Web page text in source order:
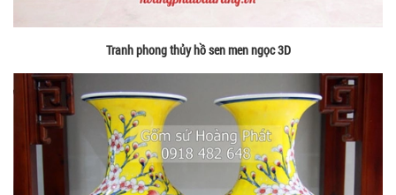
Tranh phong thủy hồ sen men ngọc 3D